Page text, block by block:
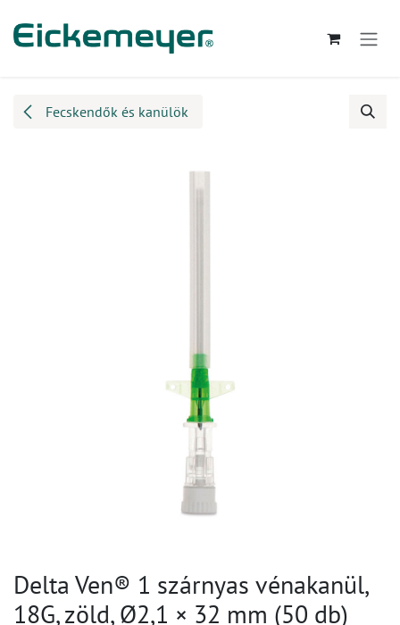
Fecskendők és kanülök
Delta Ven® 1 szárnyas vénakanül,
18G, zöld, Ø2,1 × 32 mm (50 db)